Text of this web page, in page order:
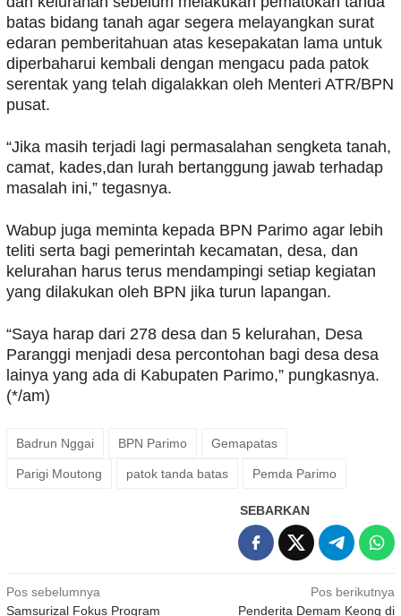
batas bidang tanah agar segera melayangkan surat
edaran pemberitahuan atas kesepakatan lama untuk
diperbaharui kembali dengan mengacu pada patok
serentak yang telah digalakkan oleh Menteri ATR/BPN
pusat.
“Jika masih terjadi lagi permasalahan sengketa tanah,
camat, kades,dan lurah bertanggung jawab terhadap
masalah ini,” tegasnya.
Wabup juga meminta kepada BPN Parimo agar lebih
teliti serta bagi pemerintah kecamatan, desa, dan
kelurahan harus terus mendampingi setiap kegiatan
yang dilakukan oleh BPN jika turun lapangan.
“Saya harap dari 278 desa dan 5 kelurahan, Desa
Paranggi menjadi desa percontohan bagi desa desa
lainya yang ada di Kabupaten Parimo,” pungkasnya.
(*/am)
Badrun Nggai BPN Parimo Gemapatas
Parigi Moutong patok tanda batas Pemda Parimo
SEBARKAN
Navigasi
Pos sebelumnya
Samsurizal Fokus Program
Pos berikutnya
Penderita Demam Keong di